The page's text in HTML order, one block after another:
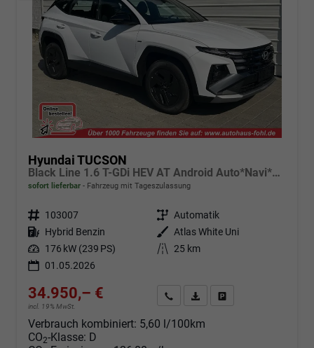
Hyundai TUCSON
Black Line 1.6 T-GDi HEV AT Android Auto*Navi*SHZ*Kamera*2Z Klimaauto*
sofort lieferbar Fahrzeug mit Tageszulassung
Fahrzeugnr. 103007 Getriebe Automatik
Kraftstoff Hybrid Benzin Außenfarbe Atlas White Uni
Leistung 176 kW (239 PS) Kilometerstand 25 km
01.05.2026
34.950,– €
incl. 19% MwSt.
Angebot anfordern
Fahrzeugexpose (PDF)
Verbrauch kombiniert: 5,60 l/100km
CO2-Klasse: D